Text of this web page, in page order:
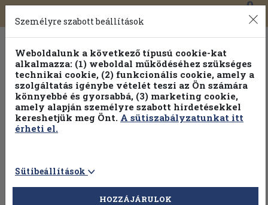
Toggle
navigation
0
Vissza az előző oldalra Válasszon példányt
Személyre szabott beállítások
Weboldalunk a következő típusú cookie-kat
alkalmazza: (1) weboldal működéséhez szükséges
technikai cookie, (2) funkcionális cookie, amely a
szolgáltatás igénybe vételét teszi az Ön számára
könnyebbé és gyorsabbá, (3) marketing cookie,
amely alapján személyre szabott hirdetésekkel
kereshetjük meg Önt. A sütiszabályzatunkat itt
érheti el.
Sütibeállítások
HOZZÁJÁRULOK